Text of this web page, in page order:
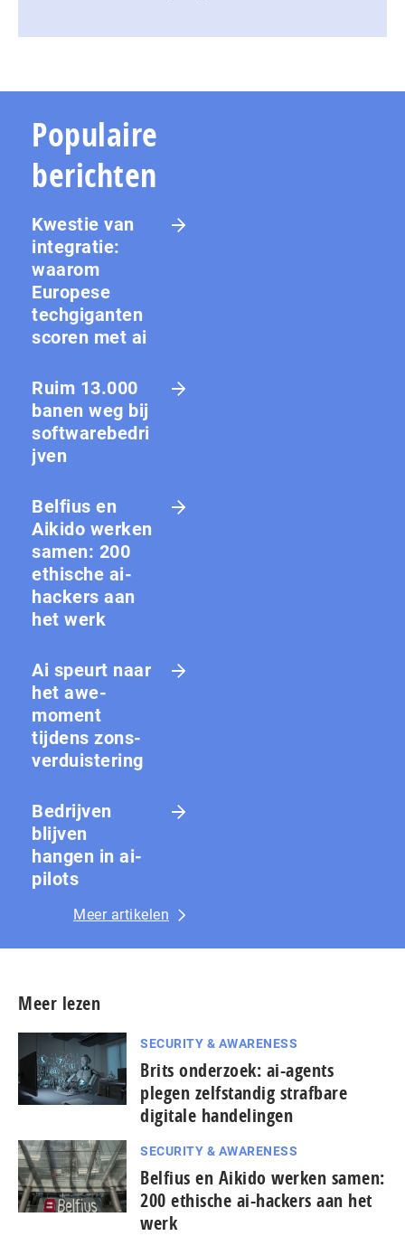
Populaire
berichten
Kwestie van
integratie:
waarom
Europese
techgiganten
scoren met ai
Ruim 13.000
banen weg bij
softwarebedri
jven
Belfius en
Aikido werken
samen: 200
ethische ai-
hackers aan
het werk
Ai speurt naar
het awe-
moment
tijdens zons­
ver­duis­te­ring
Bedrijven
blijven
hangen in ai-
pilots
Meer artikelen
Meer lezen
SECURITY & AWARENESS
Brits onderzoek: ai-agents
plegen zelfstandig strafbare
digitale handelingen
SECURITY & AWARENESS
Belfius en Aikido werken samen:
200 ethische ai-hackers aan het
werk